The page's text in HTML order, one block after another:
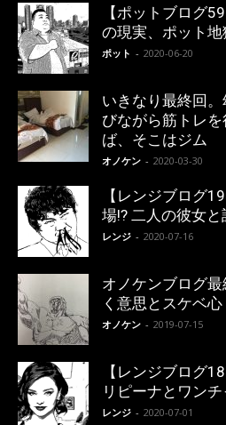
【ポットブログ
の現実、ポット地
ポット - 2020-06-20
いきなり最終回
びながら筋トレ
ば、そこはジム
オノケン - 2020-03-30
【レンジブログ
場!? 二人の彼女と
レンジ - 2020-07-16
オノケンブログ
く意思とスケベ心
オノケン - 2019-07-15
【レンジブログ
リピーナとワン
レンジ - 2020-07-01